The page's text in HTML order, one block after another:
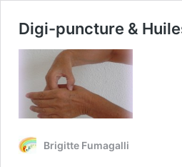
Digi-puncture &
Brigitte Fumagalli